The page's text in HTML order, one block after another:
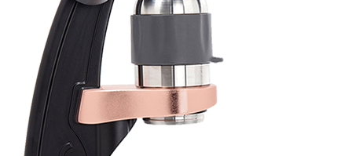
I absolutely love 4barista. I love the message they wrote on the
delivery box. I love that they compiled a list of resources for me to
utilize for lea ...
Voeg recensie toe